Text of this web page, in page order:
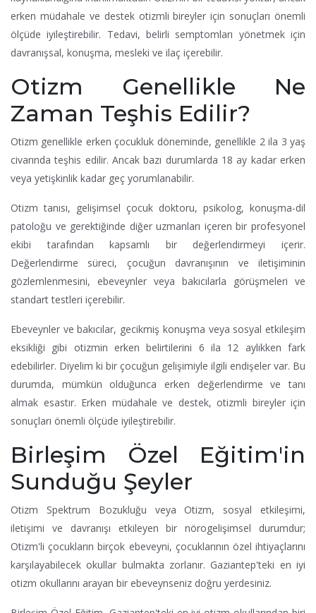
erken müdahale ve destek otizmli bireyler için sonuçları önemli
ölçüde iyileştirebilir. Tedavi, belirli semptomları yönetmek için
davranışsal, konuşma, mesleki ve ilaç içerebilir.
Otizm Genellikle Ne
Zaman Teşhis Edilir?
Otizm genellikle erken çocukluk döneminde, genellikle 2 ila 3 yaş
civarında teşhis edilir. Ancak bazı durumlarda 18 ay kadar erken
veya yetişkinlik kadar geç yorumlanabilir.
Otizm tanısı, gelişimsel çocuk doktoru, psikolog, konuşma-dil
patoloğu ve gerektiğinde diğer uzmanları içeren bir profesyonel
ekibi tarafından kapsamlı bir değerlendirmeyi içerir.
Değerlendirme süreci, çocuğun davranışının ve iletişiminin
gözlemlenmesini, ebeveynler veya bakıcılarla görüşmeleri ve
standart testleri içerebilir.
Ebeveynler ve bakıcılar, gecikmiş konuşma veya sosyal etkileşim
eksikliği gibi otizmin erken belirtilerini 6 ila 12 aylıkken fark
edebilirler. Diyelim ki bir çocuğun gelişimiyle ilgili endişeler var. Bu
durumda, mümkün olduğunca erken değerlendirme ve tanı
almak esastır. Erken müdahale ve destek, otizmli bireyler için
sonuçları önemli ölçüde iyileştirebilir.
Birleşim Özel Eğitim'in
Sunduğu Şeyler
Otizm Spektrum Bozukluğu veya Otizm, sosyal etkileşimi,
iletişimi ve davranışı etkileyen bir nörogelişimsel durumdur;
Otizm'li çocukların birçok ebeveyni, çocuklarının özel ihtiyaçlarını
karşılayabilecek okullar bulmakta zorlanır. Gaziantep'teki en iyi
otizm okullarını arayan bir ebeveynseniz doğru yerdesiniz.